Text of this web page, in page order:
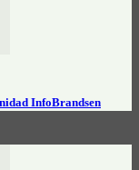
InfoBrandsen